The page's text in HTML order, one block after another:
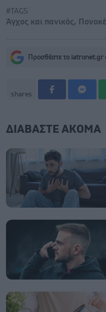
#TAGS
Άγχος και πανικός,
Προσθέστε το iatronet.gr
shares
ΔΙΑΒΑΣΤΕ ΑΚΟΜΑ